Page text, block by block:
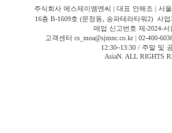
주식회사 에스제이엠엔씨 | 대표 안해조 | 서
16층 B-1609호 (문정동, 송파테라타워2) 사
매업 신고번호 제-2024-서
고객센터 cs_moa@sjmnc.co.kr | 02-400-
12:30~13:30 / 주말 및
AsiaN. ALL RIGHTS